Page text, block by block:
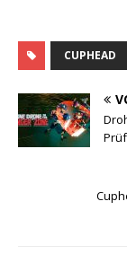
CUPHEAD